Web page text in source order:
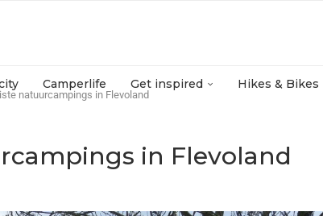
Camperlife Get inspired Hikes & Bikes
natuurcampings in Flevoland
in Flevoland